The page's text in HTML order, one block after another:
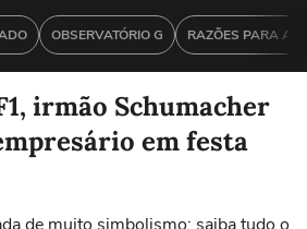
OBSERVATÓRIO G RAZÕES PARA
irmão Schumacher
em festa